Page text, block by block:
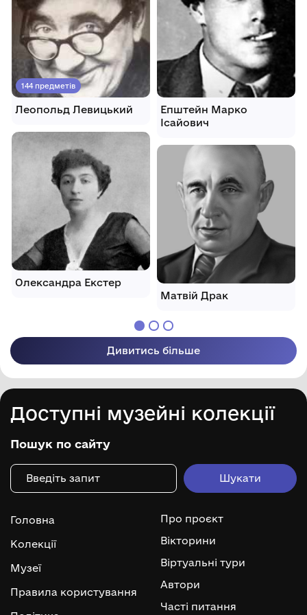
144 предметів
Леопольд Левицький
Олександра Екстер
Епштейн Марко
Ісайович
Матвій Драк
Дивитись більше
Доступні музейні колекції
Пошук по сайту
Головна
Колекції
Музеї
Правила користування
Про проєкт
Вікторини
Віртуальні тури
Автори
Часті питання